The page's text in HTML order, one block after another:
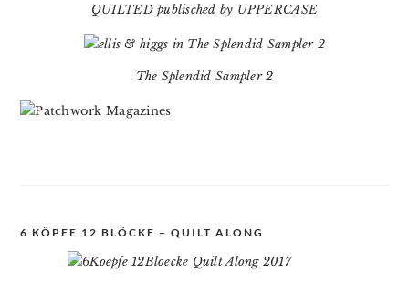
QUILTED publisched by UPPERCASE
The Splendid Sampler 2
6 KÖPFE 12 BLÖCKE – QUILT ALONG